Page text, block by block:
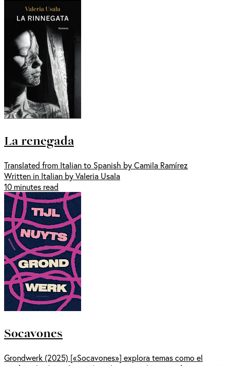
La renegada
Translated from Italian to Spanish by Camila Ramírez
Written in Italian by Valeria Usala
10 minutes read
Socavones
Grondwerk (2025) [«Socavones»] explora temas como el